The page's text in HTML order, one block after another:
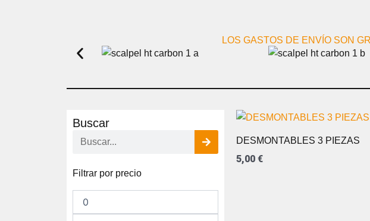
LOS GASTOS DE ENVÍO SON
Buscar
Buscar
Filtrar por precio
Precio
Precio
DESMONTABLES 3 PIEZAS
5,00 €